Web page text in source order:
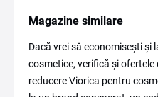
Magazine similare
Dacă vrei să economisești și
cosmetice, verifică și ofertele
reducere Viorica pentru